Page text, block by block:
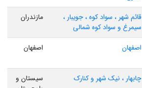
قائم شهر ، سواد کوه ، جویبار ،
سیمرغ و سواد کوه شمالی
مازندران
اصفهان اصفهان
چابهار ، نیک شهر و کنارک
سیستان و